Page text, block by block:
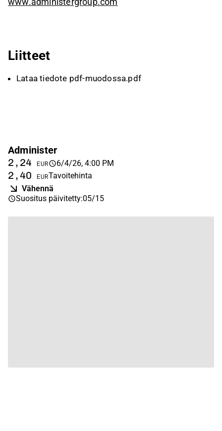
Liitteet
Lataa tiedote pdf-muodossa.pdf
Administer
2,24 EUR 6/4/26, 4:00 PM
2,40 EURTavoitehinta
Vähennä
Suositus päivitetty:05/15